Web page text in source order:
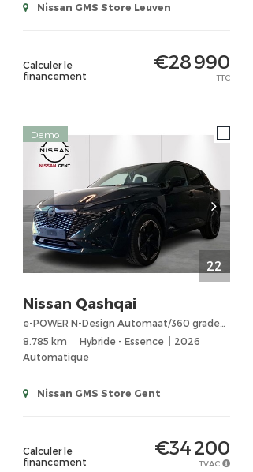
Nissan GMS Store Leuven
Calculer le
financement
€28 990
TTC
22
Demo
Nissan Qashqai
8.785 km
Hybride - Essence
2026
Automatique
Nissan GMS Store Gent
Calculer le
financement
€34 200
TVAC